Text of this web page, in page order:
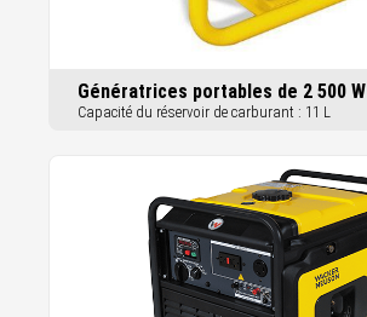
Génératrices portables de 2 500 W
Capacité du réservoir de carburant : 11 L